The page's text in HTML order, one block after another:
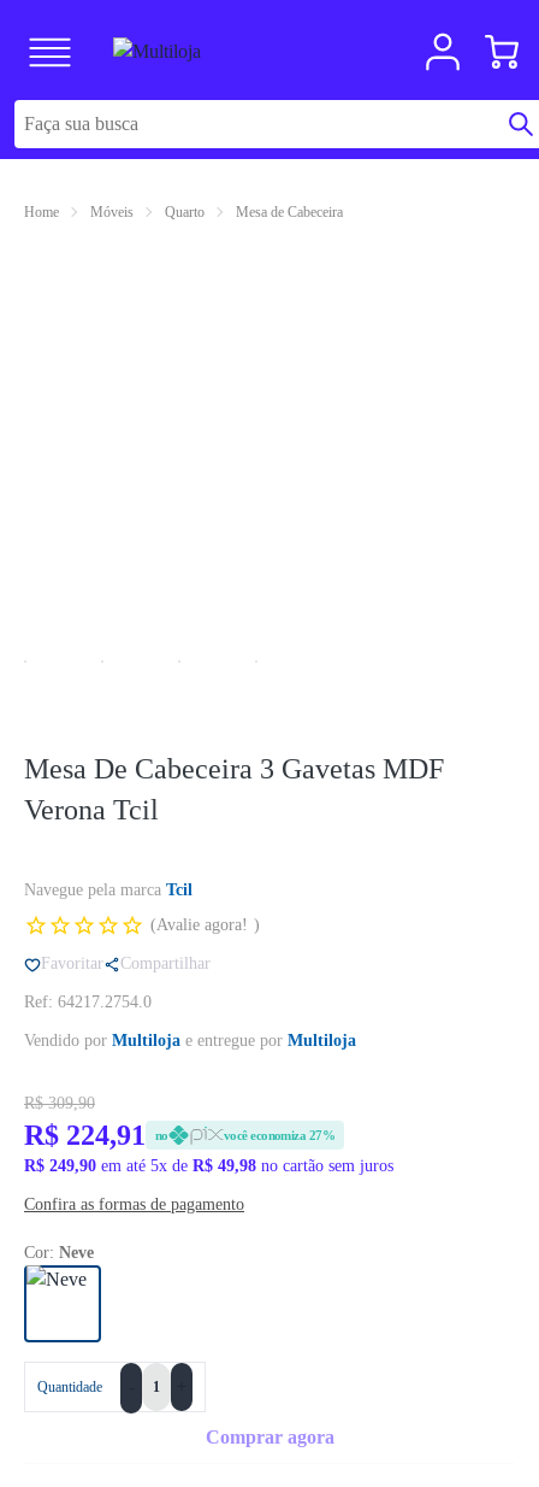
Home Móveis Quarto Mesa de Cabeceira
Mesa De Cabeceira 3 Gavetas MDF
Verona Tcil
Navegue pela marca Tcil
Avalie agora!
Favoritar Compartilhar
Ref: 64217.2754.0
Vendido por Multiloja e entregue por Multiloja
R$ 309,90
R$ 224,91 no você economiza 27%
R$ 249,90 em até 5x de R$ 49,98 no cartão sem juros
Confira as formas de pagamento
Cor: Neve
Quantidade
Comprar agora